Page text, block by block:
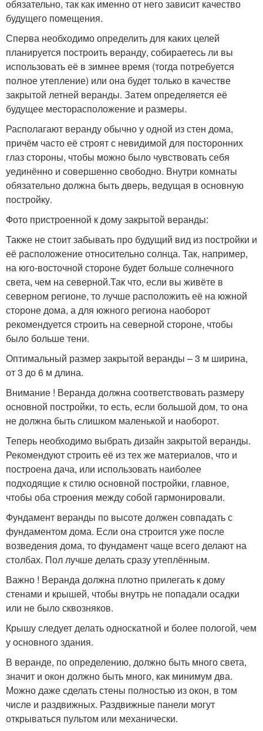
обязательно, так как именно от него зависит качество
будущего помещения.
Сперва необходимо определить для каких целей
планируется построить веранду, собираетесь ли вы
использовать её в зимнее время (тогда потребуется
полное утепление) или она будет только в качестве
закрытой летней веранды. Затем определяется её
будущее месторасположение и размеры.
Располагают веранду обычно у одной из стен дома,
причём часто её строят с невидимой для посторонних
глаз стороны, чтобы можно было чувствовать себя
уединённо и совершенно свободно. Внутри комнаты
обязательно должна быть дверь, ведущая в основную
постройку.
Фото пристроенной к дому закрытой веранды:
Также не стоит забывать про будущий вид из постройки и
её расположение относительно солнца. Так, например,
на юго-восточной стороне будет больше солнечного
света, чем на северной.Так что, если вы живёте в
северном регионе, то лучше расположить её на южной
стороне дома, а для южного региона наоборот
рекомендуется строить на северной стороне, чтобы
было больше тени.
Оптимальный размер закрытой веранды – 3 м ширина,
от 3 до 6 м длина.
Внимание ! Веранда должна соответствовать размеру
основной постройки, то есть, если большой дом, то она
не должна быть слишком маленькой и наоборот.
Теперь необходимо выбрать дизайн закрытой веранды.
Рекомендуют строить её из тех же материалов, что и
построена дача, или использовать наиболее
подходящие к стилю основной постройки, главное,
чтобы оба строения между собой гармонировали.
Фундамент веранды по высоте должен совпадать с
фундаментом дома. Если она строится уже после
возведения дома, то фундамент чаще всего делают на
столбах. Пол лучше делать сразу утеплённым.
Важно ! Веранда должна плотно прилегать к дому
стенами и крышей, чтобы внутрь не попадали осадки
или не было сквозняков.
Крышу следует делать односкатной и более пологой, чем
у основного здания.
В веранде, по определению, должно быть много света,
значит и окон должно быть много, как минимум два.
Можно даже сделать стены полностью из окон, в том
числе и раздвижных. Раздвижные панели могут
открываться пультом или механически.